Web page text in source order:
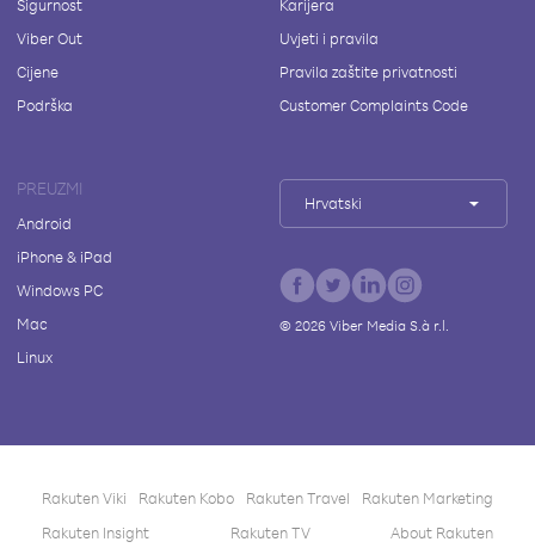
Sigurnost
Viber Out
Cijene
Podrška
Karijera
Uvjeti i pravila
Pravila zaštite privatnosti
Customer Complaints Code
PREUZMI
Android
iPhone & iPad
Windows PC
Mac
Linux
Hrvatski
© 2026Viber Media S.à r.l.
Rakuten Viki Rakuten Kobo Rakuten Travel
Rakuten Marketing
Rakuten Insight
Rakuten TV About Rakuten